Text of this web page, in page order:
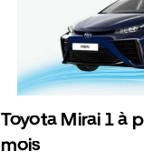
Toyota Mirai 1 à
mois